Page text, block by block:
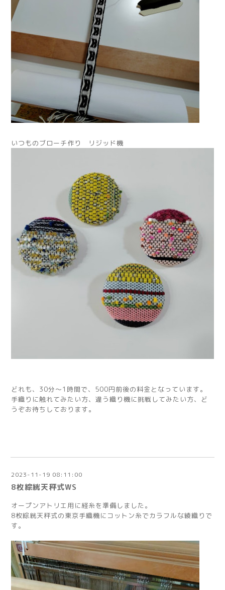
いつものブローチ作り リジッド機
どれも、30分～1時間で、500円前後の料金となっています。
手織りに触れてみたい方、違う織り機に挑戦してみたい方、ど
うぞお待ちしております。
2023-11-19 08:11:00
8枚綜絖天秤式WS
オープンアトリエ用に経糸を準備しました。
8枚綜絖天秤式の東京手織機にコットン糸でカラフルな綾織りで
す。